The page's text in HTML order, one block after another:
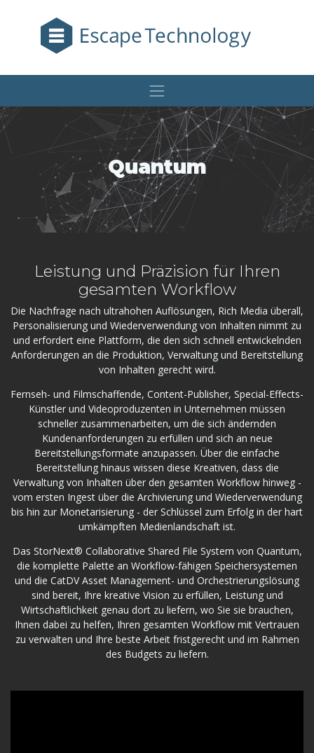
Quantum
Leistung und Präzision für Ihren
gesamten Workflow
Die Nachfrage nach ultrahohen Auflösungen, Rich Media überall,
Personalisierung und Wiederverwendung von Inhalten nimmt zu
und erfordert eine Plattform, die den sich schnell entwickelnden
Anforderungen an die Produktion, Verwaltung und Bereitstellung
von Inhalten gerecht wird.
Fernseh- und Filmschaffende, Content-Publisher, Special-Effects-
Künstler und Videoproduzenten in Unternehmen müssen
schneller zusammenarbeiten, um die sich ändernden
Kundenanforderungen zu erfüllen und sich an neue
Bereitstellungsformate anzupassen. Über die einfache
Bereitstellung hinaus wissen diese Kreativen, dass die
Verwaltung von Inhalten über den gesamten Workflow hinweg -
vom ersten Ingest über die Archivierung und Wiederverwendung
bis hin zur Monetarisierung - der Schlüssel zum Erfolg in der hart
umkämpften Medienlandschaft ist.
Das StorNext® Collaborative Shared File System von Quantum,
die komplette Palette an Workflow-fähigen Speichersystemen
und die CatDV Asset Management- und Orchestrierungslösung
sind bereit, Ihre kreative Vision zu erfüllen, Leistung und
Wirtschaftlichkeit genau dort zu liefern, wo Sie sie brauchen,
Ihnen dabei zu helfen, Ihren gesamten Workflow mit Vertrauen
zu verwalten und Ihre beste Arbeit fristgerecht und im Rahmen
des Budgets zu liefern.